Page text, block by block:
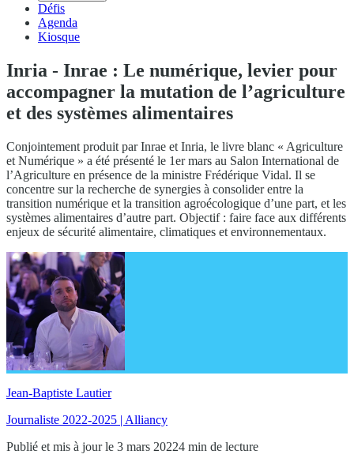
Défis
Agenda
Kiosque
Inria - Inrae : Le numérique, levier pour
accompagner la mutation de l’agriculture
et des systèmes alimentaires
Conjointement produit par Inrae et Inria, le livre blanc « Agriculture
et Numérique » a été présenté le 1er mars au Salon International de
l’Agriculture en présence de la ministre Frédérique Vidal. Il se
concentre sur la recherche de synergies à consolider entre la
transition numérique et la transition agroécologique d’une part, et les
systèmes alimentaires d’autre part. Objectif : faire face aux différents
enjeux de sécurité alimentaire, climatiques et environnementaux.
Jean-Baptiste Lautier
Journaliste 2022-2025 | Alliancy
Publié et mis à jour le 3 mars 20224 min de lecture